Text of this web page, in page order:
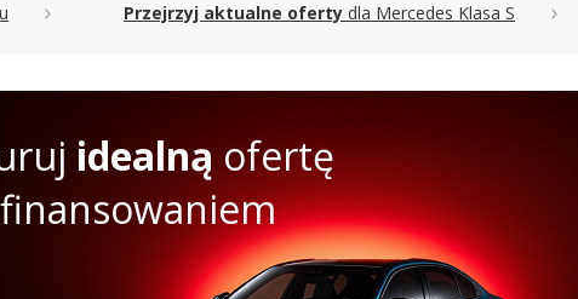
Przejrzyj aktualne oferty dla Mercedes Klasa S
idealną ofertę
finansowaniem